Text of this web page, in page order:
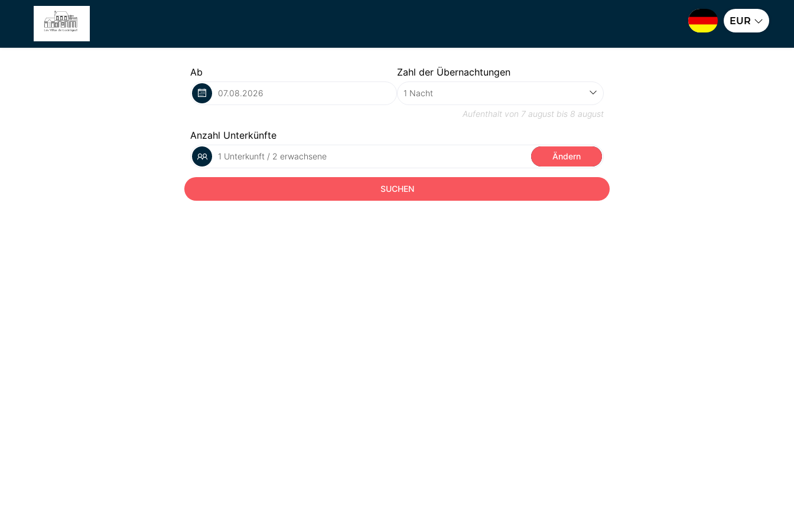
EUR
Ab Zahl der Übernachtungen
Aufenthalt von 7 august bis 8 august
Anzahl Unterkünfte
1 Unterkunft / 2 erwachsene Ändern